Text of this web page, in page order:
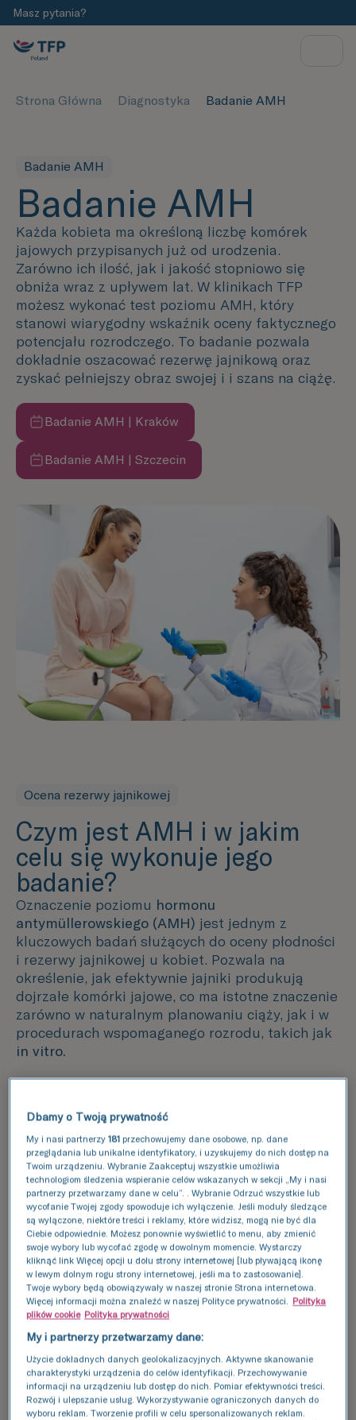
Masz pytania?
Strona Główna Diagnostyka Badanie AMH
Badanie AMH
Badanie AMH
Każda kobieta ma określoną liczbę komórek
jajowych przypisanych już od urodzenia.
Zarówno ich ilość, jak i jakość stopniowo się
obniża wraz z upływem lat. W klinikach TFP
możesz wykonać test poziomu AMH , który
stanowi wiarygodny wskaźnik oceny faktycznego
potencjału rozrodczego. To badanie pozwala
dokładnie oszacować rezerwę jajnikową oraz
zyskać pełniejszy obraz swojej i i szans na ciążę.
Badanie AMH | Kraków
Umów badanie
Badanie AMH | Szczecin
Ocena rezerwy jajnikowej
Czym jest AMH i w jakim
celu się wykonuje jego
badanie?
Oznaczenie poziomu hormonu
antymüllerowskiego (AMH) jest jednym z
kluczowych badań służących do oceny płodności
i rezerwy jajnikowej u kobiet. Pozwala na
określenie, jak efektywnie jajniki produkują
dojrzałe komórki jajowe, co ma istotne znaczenie
zarówno w naturalnym planowaniu ciąży, jak i w
procedurach wspomaganego rozrodu, takich jak
in vitro.
Badanie AMH - dla kogo?
Kto powinien wykonać
badanie AMH?
Badanie poziomuAMHrekomenduje się
kobietom w wieku rozrodczym, ponieważ to
odpowiedni moment, aby rozpocząć ocenę
rezerwy jajnikowej i świadomie zaplanować
powiększenie rodziny. Jeżeli jeszcze wcześniej
tego nie robiłaś, szczególnie ważne jest
wykonanie testu ok. 30. roku życia, co pozwala
na podjęcie odpowiednich decyzji dotyczących
płodności, zarówno w aspekcie planowania ciąży,
jak i zachowania zdolności rozrodczych, np.
przez mrożenie komórek jajowych.
Dbamy o Twoją prywatność
My i nasi partnerzy181 przechowujemy dane osobowe, np. dane
przeglądania lub unikalne identyfikatory, i uzyskujemy do nich dostęp na
Twoim urządzeniu. Wybranie Zaakceptuj wszystkie umożliwia
technologiom śledzenia wspieranie celów wskazanych w sekcji „My i nasi
partnerzy przetwarzamy dane w celu”. . Wybranie Odrzuć wszystkie lub
wycofanie Twojej zgody spowoduje ich wyłączenie. Jeśli moduły śledzące
są wyłączone, niektóre treści i reklamy, które widzisz, mogą nie być dla
Ciebie odpowiednie. Możesz ponownie wyświetlić to menu, aby zmienić
swoje wybory lub wycofać zgodę w dowolnym momencie. Wystarczy
kliknąć link Więcej opcji u dołu strony internetowej [lub pływającą ikonę
w lewym dolnym rogu strony internetowej, jeśli ma to zastosowanie].
Twoje wybory będą obowiązywały w naszej stronie Strona internetowa.
Więcej informacji można znaleźć w naszej Polityce prywatności. Polityka
plików cookie Polityka prywatności
My i partnerzy przetwarzamy dane:
Użycie dokładnych danych geolokalizacyjnych. Aktywne skanowanie
charakterystyki urządzenia do celów identyfikacji. Przechowywanie
informacji na urządzeniu lub dostęp do nich. Pomiar efektywności treści.
Rozwój i ulepszanie usług. Wykorzystywanie ograniczonych danych do
wyboru reklam. Tworzenie profili w celu spersonalizowanych reklam.